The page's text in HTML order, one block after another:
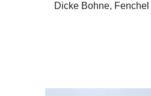
Dicke Bohne,